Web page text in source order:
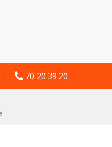
70 20 39 20